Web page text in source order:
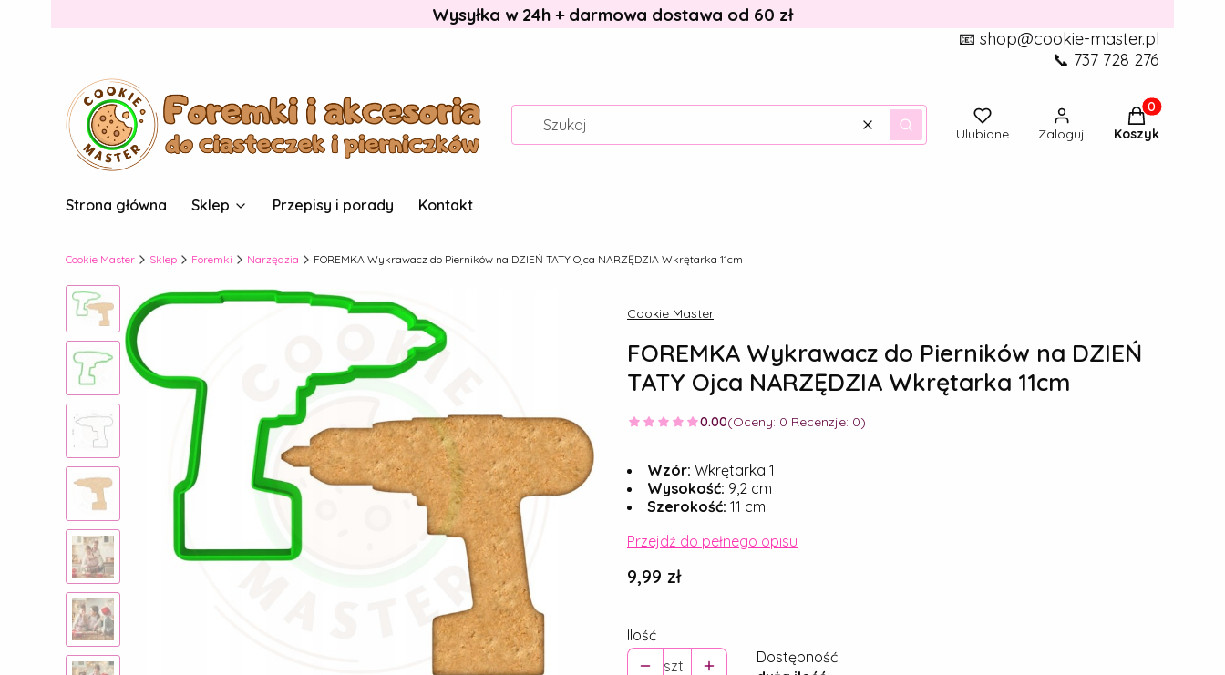
Wysyłka w 24h + darmowa dostawa od 60 zł
📧 shop@cookie-master.pl
📞 737 728 276
WyczyśćSzukaj Ulubione Zaloguj
Produkty w
Koszyk
Strona główna Sklep Przepisy i porady Kontakt
Cookie Master Sklep Foremki Narzędzia FOREMKA Wykrawacz do Pierników na DZIEŃ TATY Ojca NARZĘDZIA Wkrętarka 11cm
Cookie Master
FOREMKA Wykrawacz do Pierników na DZIEŃ
TATY Ojca NARZĘDZIA Wkrętarka 11cm
0.00(Oceny: 0 Recenzje: 0)
Wzór: Wkrętarka 1
Wysokość: 9,2 cm
Szerokość: 11 cm
Przejdź do pełnego opisu
Cena
9,99 zł
Ilość
szt.
Dostępność: